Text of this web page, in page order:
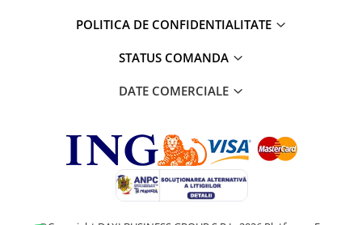
Deodorante antiperspirante si deo
tratamente pentru par
Cosmetice pentru copii si bebelusi
Machiaj si manichiura
POLITICA DE CONFIDENTIALITATE
STATUS COMANDA
DATE COMERCIALE